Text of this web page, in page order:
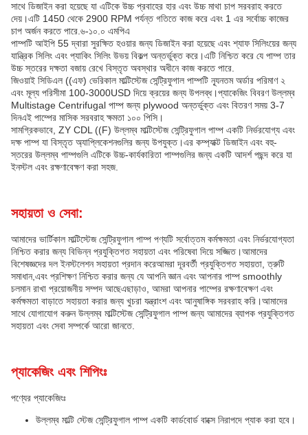
সাথে ডিজাইন করা হয়েছে যা এটিকে উচ্চ প্রবাহের হার এবং উচ্চ মাথা চাপ সরবরাহ করতে
দেয়।এটি 1450 থেকে 2900 RPM পর্যন্ত গতিতে কাজ করে এবং 1 এর সর্বোচ্চ কাজের
চাপ অর্জন করতে পারে.৬-১০.০ এমপিএ
পাম্পটি আইপি 55 দ্বারা সুরক্ষিত হওয়ার জন্য ডিজাইন করা হয়েছে এবং শ্যাফ সিলিংয়ের জন্য
যান্ত্রিক সিলিং এবং প্যাকিং সিলিং উভয় বিকল্প অন্তর্ভুক্ত করে।এটি নিশ্চিত করে যে পাম্প তার
উচ্চ স্তরের দক্ষতা বজায় রেখে বিস্তৃত অবস্থার অধীনে কাজ করতে পারে.
জিওয়াই সিডিএল ((এফ) ভেরিকাল মাল্টিস্টেজ সেন্ট্রিফুগাল পাম্পটি ন্যূনতম অর্ডার পরিমাণ ২
এবং মূল্য পরিসীমা 100-3000USD দিয়ে ক্রয়ের জন্য উপলব্ধ।প্যাকেজিং বিবরণ উল্লম্ব
Multistage Centrifugal পাম্প জন্য plywood অন্তর্ভুক্ত এবং বিতরণ সময় 3-7
দিনএই পাম্পের মাসিক সরবরাহ ক্ষমতা ১০০ পিসি।
সামগ্রিকভাবে, ZY CDL ((F) উল্লম্ব মাল্টিস্টেজ সেন্ট্রিফুগাল পাম্প একটি নির্ভরযোগ্য এবং
দক্ষ পাম্প যা বিস্তৃত অ্যাপ্লিকেশনগুলির জন্য উপযুক্ত।এর কম্প্যাক্ট ডিজাইন এবং বহু-
স্তরের উল্লম্ব পাম্পগুলি এটিকে উচ্চ-কার্যকারিতা পাম্পগুলির জন্য একটি আদর্শ পছন্দ করে যা
ইনস্টল এবং রক্ষণাবেক্ষণ করা সহজ.
সহায়তা ও সেবা:
আমাদের ভার্টিকাল মাল্টিস্টেজ সেন্ট্রিফুগাল পাম্প পণ্যটি সর্বোত্তম কর্মক্ষমতা এবং নির্ভরযোগ্যতা
নিশ্চিত করার জন্য বিভিন্ন প্রযুক্তিগত সহায়তা এবং পরিষেবা দিয়ে সজ্জিত।আমাদের
বিশেষজ্ঞদের দল ইনস্টলেশন সহায়তা প্রদান করেআমরা দূরবর্তী প্রযুক্তিগত সহায়তা, ত্রুটি
সমাধান,এবং প্রশিক্ষণ নিশ্চিত করার জন্য যে আপনি জ্ঞান এবং আপনার পাম্প smoothly
চলমান রাখা প্রয়োজনীয় সম্পদ আছেএছাড়াও, আমরা আপনার পাম্পের রক্ষণাবেক্ষণ এবং
কর্মক্ষমতা বাড়াতে সহায়তা করার জন্য খুচরা যন্ত্রাংশ এবং আনুষাঙ্গিক সরবরাহ করি।আমাদের
সাথে যোগাযোগ করুন উল্লম্ব মাল্টিস্টেজ সেন্ট্রিফুগাল পাম্প জন্য আমাদের ব্যাপক প্রযুক্তিগত
সহায়তা এবং সেবা সম্পর্কে আরো জানতে.
প্যাকেজিং এবং শিপিংঃ
পণ্যের প্যাকেজিংঃ
উল্লম্ব মাল্টি স্টেজ সেন্ট্রিফুগাল পাম্প একটি কার্ডবোর্ড বাক্সে নিরাপদে প্যাক করা হবে।